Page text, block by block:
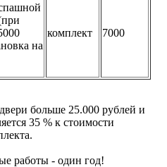
на
комплект 7000
больше 25.000 рублей и
35 % к стоимости
работы - один год!